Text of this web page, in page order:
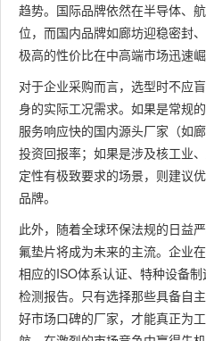
趋势。国际品牌依然在半导体、
位，而国内品牌如廊坊迎稳密封
极高的性价比在中高端市场迅速崛
对于企业采购而言，选型时不应
身的实际工况需求。如果是常规
服务响应快的国内源头厂家（如
投资回报率；如果是涉及核工业
定性有极致要求的场景，则建议
品牌。
此外，随着全球环保法规的日益
氟垫片将成为未来的主流。企业
相应的ISO体系认证、特种设备
检测报告。只有选择那些具备自
好市场口碑的厂家，才能真正为